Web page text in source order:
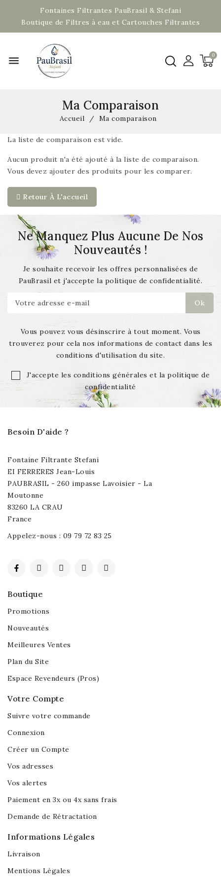
Fontaines Filtrantes PauBrasil & Stefani
Boutique de Filtres à eau et Cartouches Filtrantes
menu
Ma Comparaison
Accueil Ma comparaison
La liste de comparaison est vide.
Aucun produit n'a été ajouté à la liste de comparaison.
Vous devez ajouter des produits pour les comparer.
Retour À L'accueil
Ne Manquez Plus Aucune De Nos
Nouveautés !
Je souhaite recevoir les offres personnalisées de
PauBrasil et j'accepte la politique de confidentialité.
Vous pouvez vous désinscrire à tout moment. Vous
trouverez pour cela nos informations de contact dans les
conditions d'utilisation du site.
J'accepte les conditions générales et la politique de
confidentialité
Besoin D'aide ?
Fontaine Filtrante Stefani
EI FERRERES Jean-Louis
PAUBRASIL - 260 impasse Lavoisier - La
Moutonne
83260 LA CRAU
France
Appelez-nous : 09 79 72 83 25
Boutique
Promotions
Nouveautés
Meilleures Ventes
Plan du Site
Espace Revendeurs (Pros)
Votre Compte
Suivre votre commande
Connexion
Créer un Compte
Vos adresses
Vos alertes
Paiement en 3x ou 4x sans frais
Demande de Rétractation
Informations Légales
Livraison
Mentions Légales